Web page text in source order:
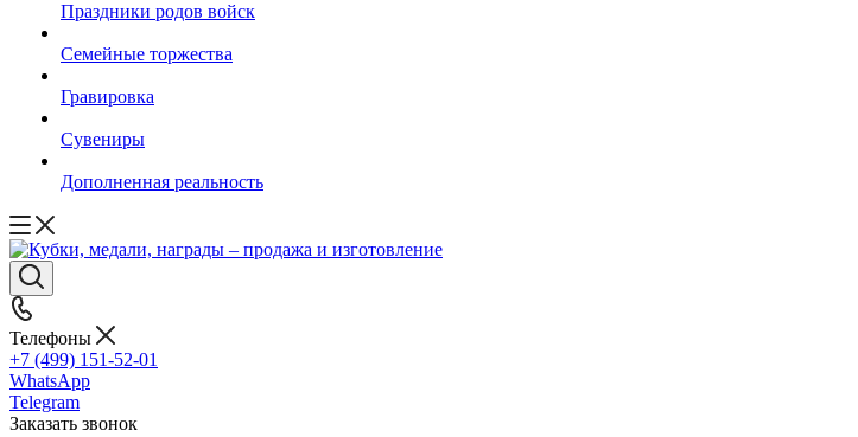
Праздники родов войск
Семейные торжества
Гравировка
Сувениры
Дополненная реальность
Телефоны
+7 (499) 151-52-01
WhatsApp
Telegram
Заказать звонок